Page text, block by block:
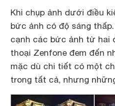
Khi chụp ảnh dưới điều
bức ảnh có độ sáng
cạnh các bức ảnh từ hai
thoại Zenfone đem đến
mặc dù chi tiết có một
trong tất cả, nhưng